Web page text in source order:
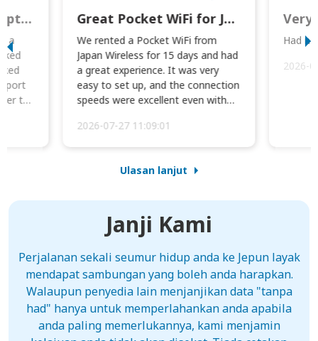
This was wonderful option to a family of four. Everything worked smoothly.
a
to
Great Pocket WiFi for Japan Travel
We rented a Pocket WiFi from
Japan Wireless for 15 days and had
a great experience. It was very
easy to set up, and the connection
speeds were excellent even with
2026-07-27 11:09:01
Very
Had
2026-
Ulasan lanjut
Janji Kami
Perjalanan sekali seumur hidup anda ke Jepun layak
mendapat sambungan yang boleh anda harapkan.
Walaupun penyedia lain menjanjikan data "tanpa
had" hanya untuk memperlahankan anda apabila
anda paling memerlukannya, kami menjamin